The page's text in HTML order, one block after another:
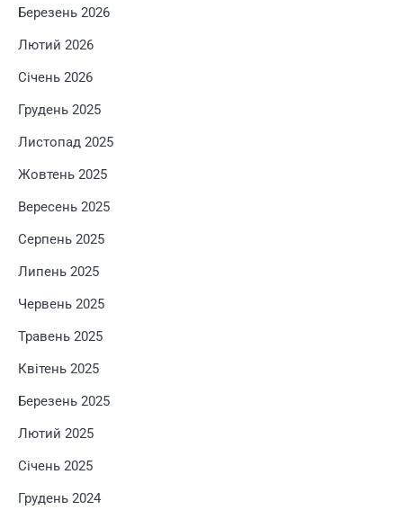
Березень 2026
Лютий 2026
Січень 2026
Грудень 2025
Листопад 2025
Жовтень 2025
Вересень 2025
Серпень 2025
Липень 2025
Червень 2025
Травень 2025
Квітень 2025
Березень 2025
Лютий 2025
Січень 2025
Грудень 2024